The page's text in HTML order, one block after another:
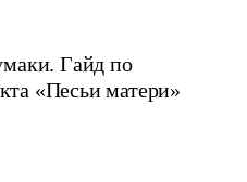
Гайд по
«Песьи матери»